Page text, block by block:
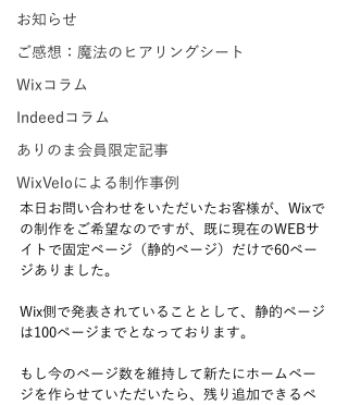
お知らせ
ご感想：魔法のヒアリングシート
Wixコラム
Indeedコラム
ありのま会員限定記事
WixVeloによる制作事例
本日お問い合わせをいただいたお客様が、Wixで
の制作をご希望なのですが、既に現在のWEBサ
イトで固定ページ（静的ページ）だけで60ペー
ジありました。
Wix側で発表されていることとして、静的ページ
は100ページまでとなっております。
もし今のページ数を維持して新たにホームペー
ジを作らせていただいたら、残り追加できるペ